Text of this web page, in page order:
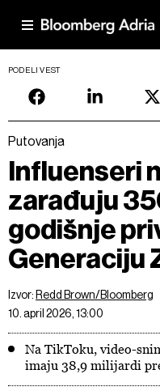
PODELI VEST
Putovanja
Influenseri
zarađuju
godišnje
Generaciju
Izvor: Redd Brown/Bloomberg
10. april 2026, 13:00
Na TikToku, video-
imaju 38,9 milijardi